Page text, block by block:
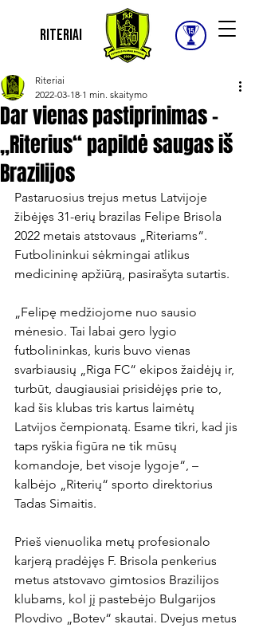
Riteriai
Dar vienas pastiprinimas –
„Riterius“ papildė saugas iš
Brazilijos
Riteriai
2022-03-18 1 min. skaitymo
Pastaruosius trejus metus Latvijoje
žibėjęs 31-erių brazilas Felipe Brisola
2022 metais atstovaus „Riteriams“.
Futbolininkui sėkmingai atlikus
medicininę apžiūrą, pasirašyta sutartis.
„Felipę medžiojome nuo sausio
mėnesio. Tai labai gero lygio
futbolininkas, kuris buvo vienas
svarbiausių „Riga FC“ ekipos žaidėjų ir,
turbūt, daugiausiai prisidėjęs prie to,
kad šis klubas tris kartus laimėtų
Latvijos čempionatą. Esame tikri, kad jis
taps ryškia figūra ne tik mūsų
komandoje, bet visoje lygoje“, –
kalbėjo „Riterių“ sporto direktorius
Tadas Simaitis.
Prieš vienuolika metų profesionalo
karjerą pradėjęs F. Brisola penkerius
metus atstovavo gimtosios Brazilijos
klubams, kol jį pastebėjo Bulgarijos
Plovdivo „Botev“ skautai. Dvejus metus